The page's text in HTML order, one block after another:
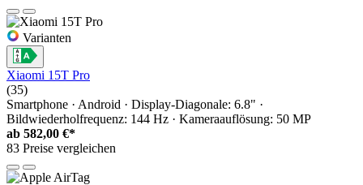
Varianten
Xiaomi 15T Pro
(35)
Smartphone · Android · Display-Diagonale: 6.8" ·
Bildwiederholfrequenz: 144 Hz · Kameraauflösung: 50 MP
ab 582,00 €*
83 Preise vergleichen